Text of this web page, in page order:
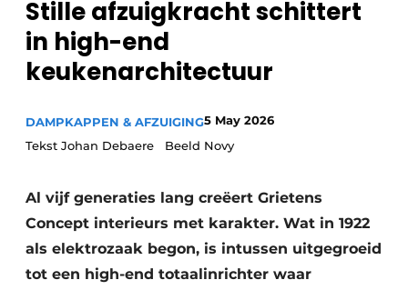
Privacy / Cookie statement
Vacature aanmelden
Video’s
Stille afzuigkracht schittert
in high-end
keukenarchitectuur
DAMPKAPPEN & AFZUIGING5 May 2026
Tekst Johan Debaere Beeld Novy
Al vijf generaties lang creëert Grietens
Concept interieurs met karakter. Wat in 1922
als elektrozaak begon, is intussen uitgegroeid
tot een high-end totaalinrichter waar